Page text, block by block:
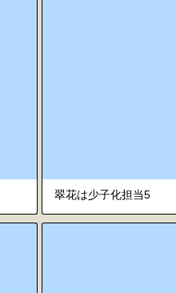
翠花は少子化担当5